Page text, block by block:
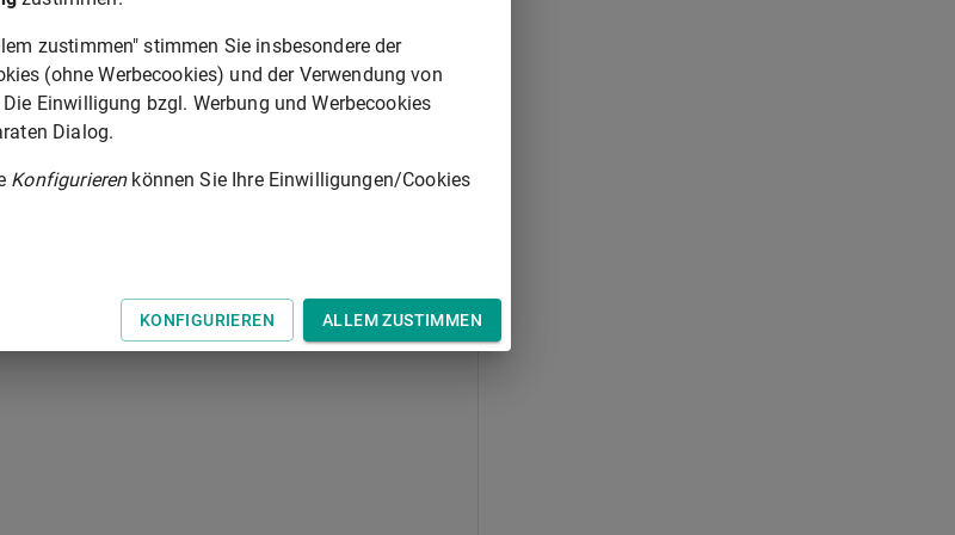
zwischen Normen.
zustimmen" stimmen Sie insbesondere der
(ohne Werbecookies) und der Verwendung von
Einwilligung bzgl. Werbung und Werbecookies
Dialog.
Konfigurierenkönnen Sie Ihre Einwilligungen/Cookies
KONFIGURIEREN ALLEM ZUSTIMMEN